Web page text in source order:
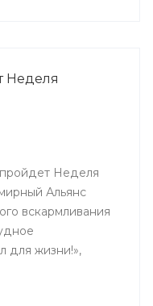
Неделя
пройдет Неделя
Альянс
вскармливания
для жизни!»,